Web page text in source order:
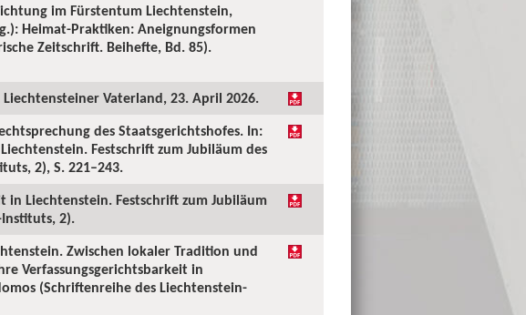
im Fürstentum Liechtenstein,
Heimat-Praktiken: Aneignungsformen
Zeitschrift. Beihefte, Bd. 85).
Vaterland, 23. April 2026.
des Staatsgerichtshofes. In:
Festschrift zum Jubiläum des
2), S. 221–243.
in Liechtenstein. Festschrift zum Jubiläum
2).
Zwischen lokaler Tradition und
Verfassungsgerichtsbarkeit in
(Schriftenreihe des Liechtenstein-